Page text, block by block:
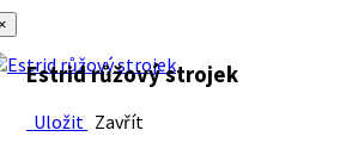
Estrid růžový strojek
Uložit Zavřít